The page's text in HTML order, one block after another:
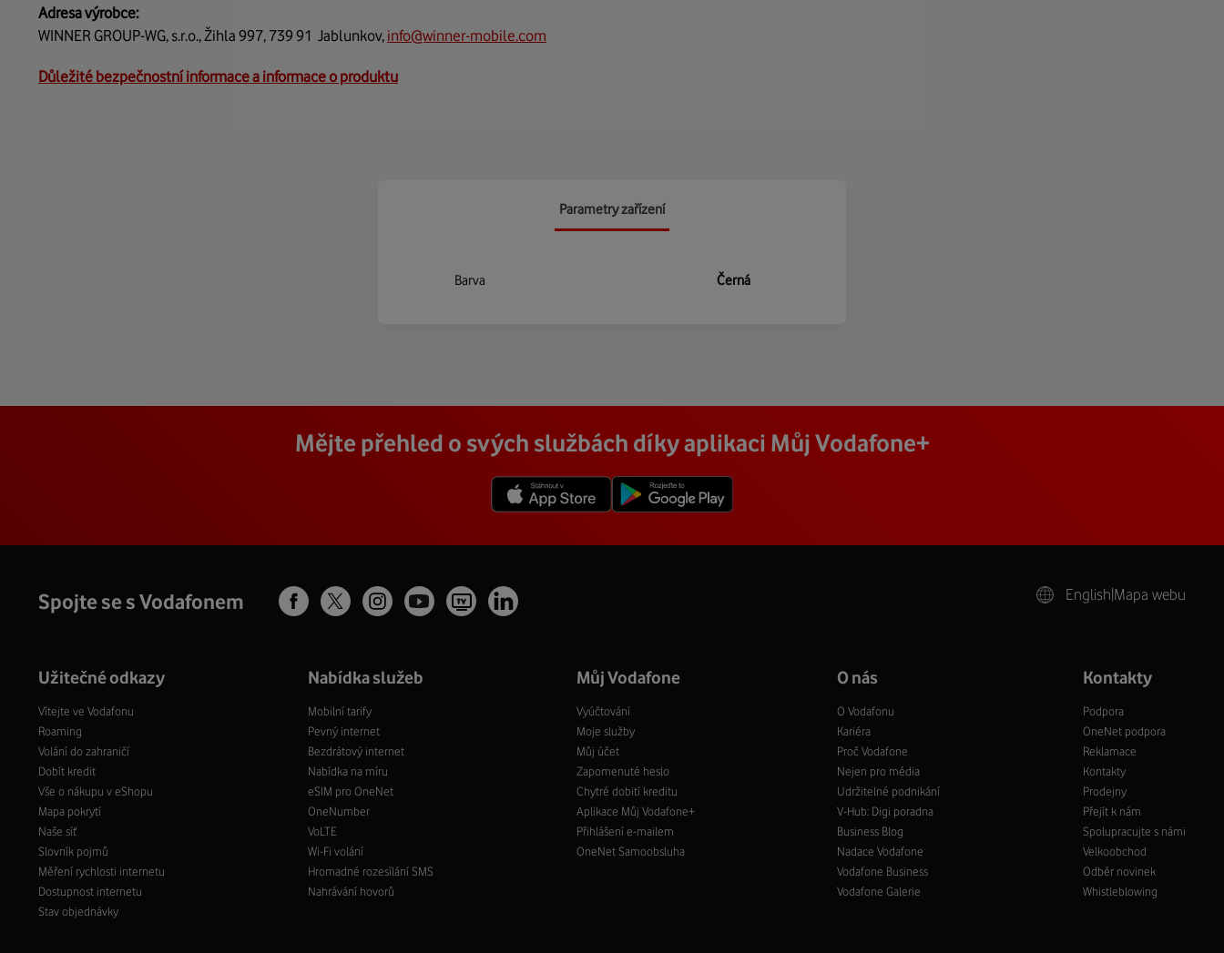
Adresa výrobce:
WINNER GROUP-WG, s.r.o., Žihla 997, 739 91 Jablunkov, info@winner-mobile.com
Důležité bezpečnostní informace a informace o produktu
Parametry zařízení
Barva Černá
Mějte přehled o svých službách díky aplikaci Můj Vodafone+
Spojte se s Vodafonem English Mapa webu
Užitečné odkazy
Vítejte ve Vodafonu
Roaming
Volání do zahraničí
Dobít kredit
Vše o nákupu v eShopu
Mapa pokrytí
Naše síť
Slovník pojmů
Měření rychlosti internetu
Dostupnost internetu
Stav objednávky
Nabídka služeb
Mobilní tarify
Pevný internet
Bezdrátový internet
Nabídka na míru
eSIM pro OneNet
OneNumber
VoLTE
Wi-Fi volání
Hromadné rozesílání SMS
Nahrávání hovorů
Můj Vodafone
Vyúčtování
Moje služby
Můj účet
Zapomenuté heslo
Chytré dobití kreditu
Aplikace Můj Vodafone+
Přihlášení e-mailem
OneNet Samoobsluha
O nás
O Vodafonu
Kariéra
Proč Vodafone
Nejen pro média
Udržitelné podnikání
V-Hub: Digi poradna
Business Blog
Nadace Vodafone
Vodafone Business
Vodafone Galerie
Kontakty
Podpora
OneNet podpora
Reklamace
Kontakty
Prodejny
Přejít k nám
Spolupracujte s námi
Velkoobchod
Odběr novinek
Whistleblowing